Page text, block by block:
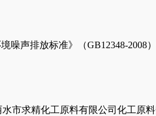
噪声排放标准》（GB12348-2008
水市求精化工原料有限公司化工原